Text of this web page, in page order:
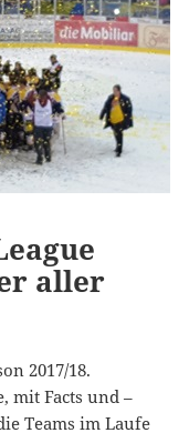
aller
2017/18.
mit Facts und –
Teams im Laufe